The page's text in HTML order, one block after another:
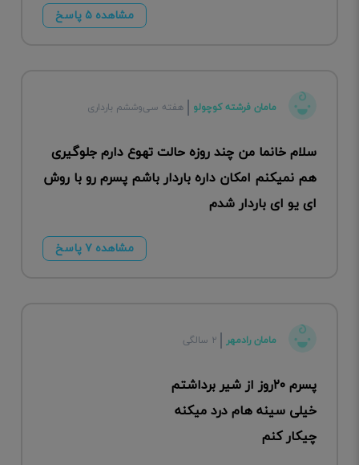
مشاهده ۵ پاسخ
مامان فرشته کوچولو هفته سی‌وششم بارداری
سلام خانما من چند روزه حالت تهوع دارم جلوگیری
هم نمیکنم امکان داره باردار باشم پسرم رو با روش
ای یو ای باردار شدم
مشاهده ۷ پاسخ
مامان رادمهر ۲ سالگی
پسرم ۲۰روز از شیر برداشتم
خیلی سینه هام درد میکنه
چیکار کنم